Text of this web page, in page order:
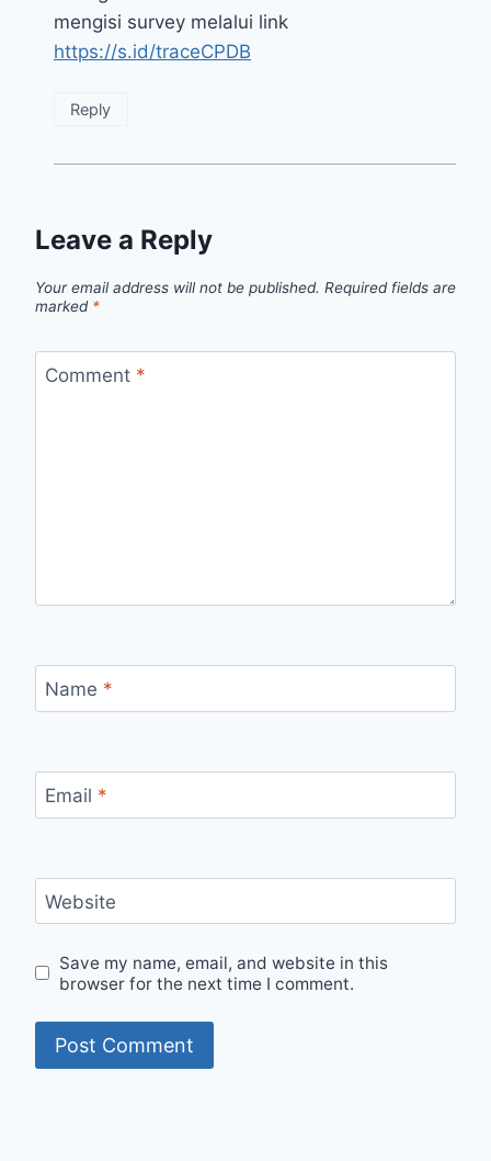
mengisi survey melalui link
https://s.id/traceCPDB
Reply
Leave a Reply
Your email address will not be published. Required fields are
marked *
Comment *
Name *
Email *
Website
Save my name, email, and website in this
browser for the next time I comment.